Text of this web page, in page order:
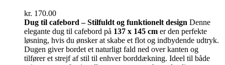
kr. 170.00
Dug til cafebord – Stilfuldt og funktionelt design Denne
elegante dug til cafebord på 137 x 145 cm er den perfekte
løsning, hvis du ønsker at skabe et flot og indbydende udtryk.
Dugen giver bordet et naturligt fald ned over kanten og
tilfører et strejf af stil til enhver borddækning. Ideel til både